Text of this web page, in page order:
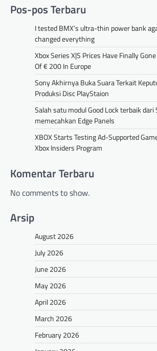
Pos-pos Terbaru
I tested BMX’s ultra-thin power bank
changed everything
Xbox Series X|S Prices Have Finally
Of € 200 In Europe
Sony Akhirnya Buka Suara Terkait
Produksi Disc PlayStaion
Salah satu modul Good Lock terbaik dari
memecahkan Edge Panels
XBOX Starts Testing Ad-Supported
Xbox Insiders Program
Komentar Terbaru
No comments to show.
Arsip
August 2026
July 2026
June 2026
May 2026
April 2026
March 2026
February 2026